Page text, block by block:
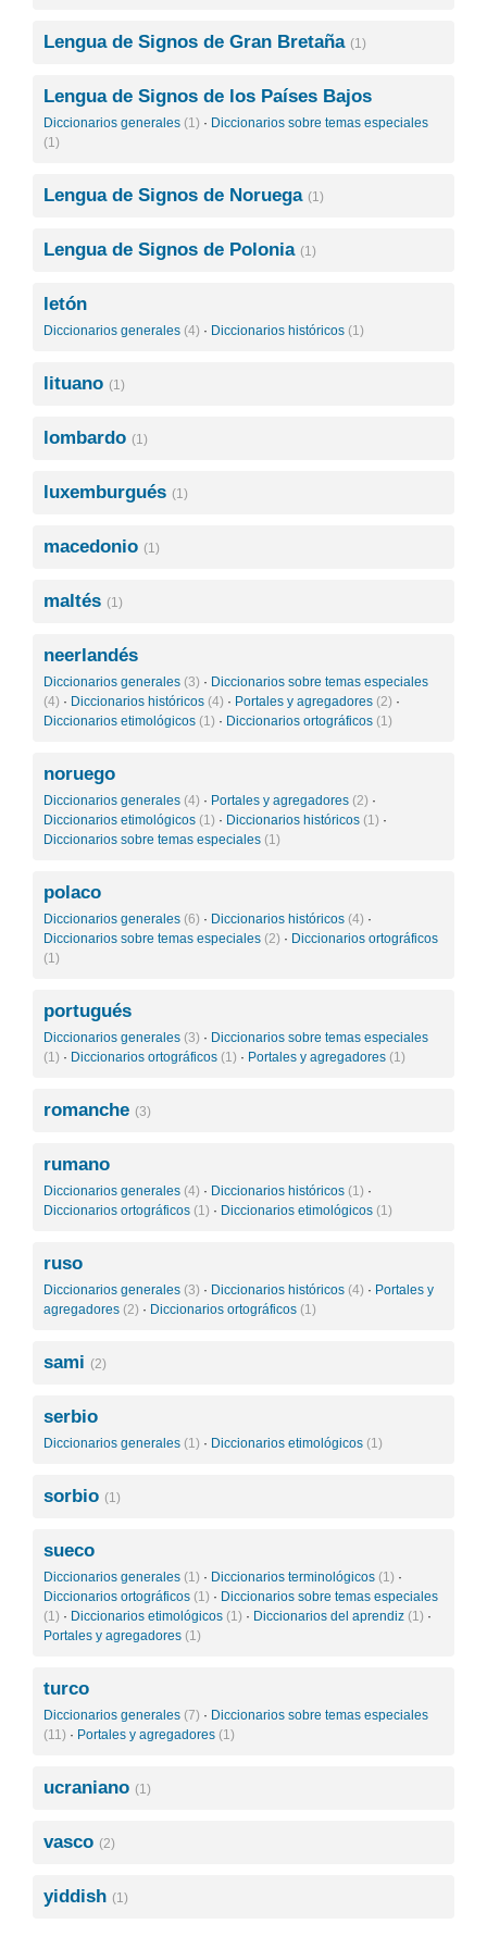
Lengua de Signos de Gran Bretaña (1)
Lengua de Signos de los Países Bajos
Diccionarios generales (1) · Diccionarios sobre temas especiales
(1)
Lengua de Signos de Noruega (1)
Lengua de Signos de Polonia (1)
letón
Diccionarios generales (4) · Diccionarios históricos (1)
lituano (1)
lombardo (1)
luxemburgués (1)
macedonio (1)
maltés (1)
neerlandés
Diccionarios generales (3) · Diccionarios sobre temas especiales
(4) · Diccionarios históricos (4) · Portales y agregadores (2) ·
Diccionarios etimológicos (1) · Diccionarios ortográficos (1)
noruego
Diccionarios generales (4) · Portales y agregadores (2) ·
Diccionarios etimológicos (1) · Diccionarios históricos (1) ·
Diccionarios sobre temas especiales (1)
polaco
Diccionarios generales (6) · Diccionarios históricos (4) ·
Diccionarios sobre temas especiales (2) · Diccionarios ortográficos
(1)
portugués
Diccionarios generales (3) · Diccionarios sobre temas especiales
(1) · Diccionarios ortográficos (1) · Portales y agregadores (1)
romanche (3)
rumano
Diccionarios generales (4) · Diccionarios históricos (1) ·
Diccionarios ortográficos (1) · Diccionarios etimológicos (1)
ruso
Diccionarios generales (3) · Diccionarios históricos (4) · Portales y
agregadores (2) · Diccionarios ortográficos (1)
sami (2)
serbio
Diccionarios generales (1) · Diccionarios etimológicos (1)
sorbio (1)
sueco
Diccionarios generales (1) · Diccionarios terminológicos (1) ·
Diccionarios ortográficos (1) · Diccionarios sobre temas especiales
(1) · Diccionarios etimológicos (1) · Diccionarios del aprendiz (1) ·
Portales y agregadores (1)
turco
Diccionarios generales (7) · Diccionarios sobre temas especiales
(11) · Portales y agregadores (1)
ucraniano (1)
vasco (2)
yiddish (1)